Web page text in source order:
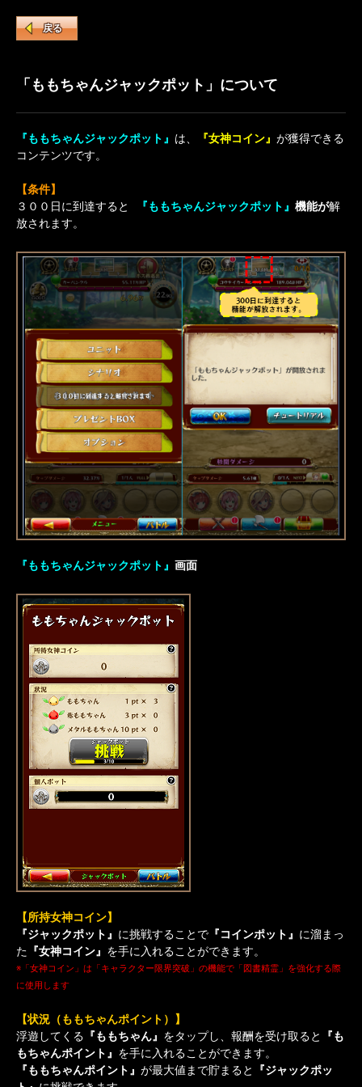
戻る
「ももちゃんジャックポット」について
『ももちゃんジャックポット』 は、 『女神コイン』 が獲得できる
コンテンツです。
【条件】
３００日に到達すると
『ももちゃんジャックポット』 機能が解
放されます。
『ももちゃんジャックポット』 画面
【所持女神コイン】
『ジャックポット』 に挑戦することで 『コインポット』 に溜まっ
た 『女神コイン』 を手に入れることができます。
※「女神コイン」は「キャラクター限界突破」の機能で「図書精霊」を強化する際
に使用します
【状況（ももちゃんポイント）】
浮遊してくる 『ももちゃん』 をタップし、報酬を受け取ると
『も
もちゃんポイント』 を手に入れることができます。
『ももちゃんポイント』 が最大値まで貯まると
『ジャックポッ